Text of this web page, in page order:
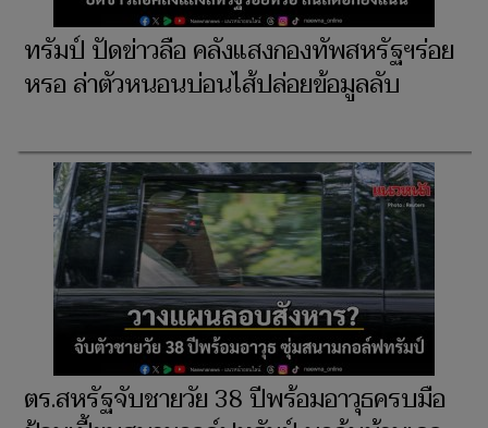
ทรัมป์ ปัดข่าวลือ คลังแสงกองทัพสหรัฐฯร่อย
หรอ ล่าตัวหนอนบ่อนไส้ปล่อยข้อมูลลับ
ตร.สหรัฐจับชายวัย 38 ปีพร้อมอาวุธครบมือ